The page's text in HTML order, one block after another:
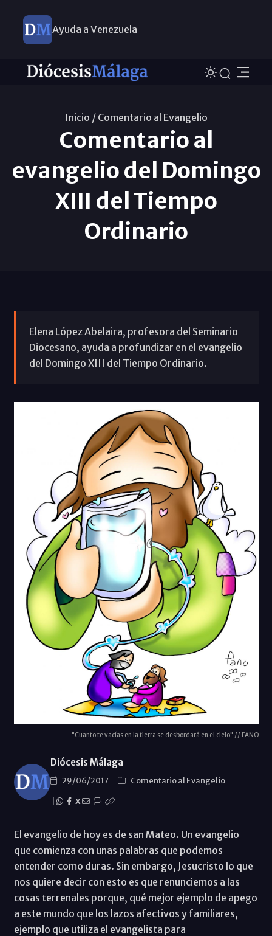
Ayuda a Venezuela
Inicio / Comentario al Evangelio
Comentario al
evangelio del Domingo
XIII del Tiempo
Ordinario
Elena López Abelaira, profesora del Seminario
Diocesano, ayuda a profundizar en el evangelio
del Domingo XIII del Tiempo Ordinario.
"Cuanto te vacías en la tierra se desbordará en el cielo" // FANO
Diócesis Málaga
29/06/2017
Comentario al Evangelio
X
El evangelio de hoy es de san Mateo. Un evangelio
que comienza con unas palabras que podemos
entender como duras. Sin embargo, Jesucristo lo que
nos quiere decir con esto es que renunciemos a las
cosas terrenales porque, qué mejor ejemplo de apego
a este mundo que los lazos afectivos y familiares,
ejemplo que utiliza el evangelista para